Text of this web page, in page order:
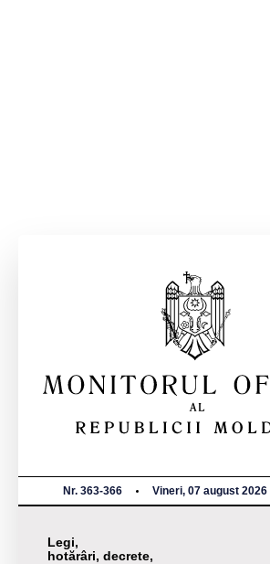
Nr. 363-366 Vineri, 07 august 2026
Legi,
hotărâri, decrete,